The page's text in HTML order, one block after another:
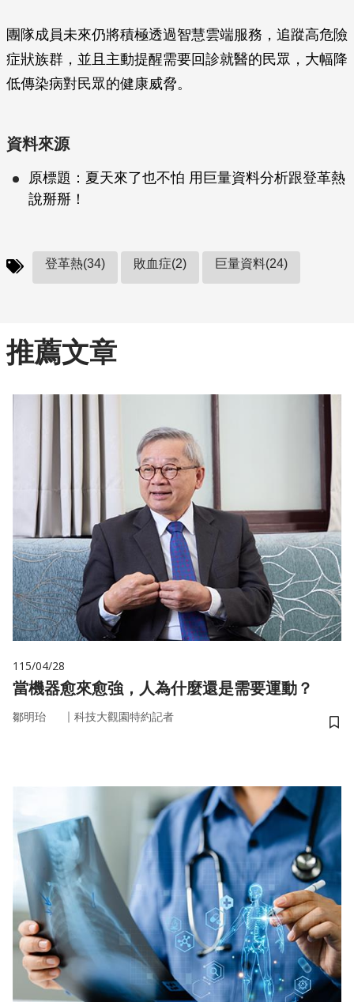
團隊成員未來仍將積極透過智慧雲端服務，追蹤高危險
症狀族群，並且主動提醒需要回診就醫的民眾，大幅降
低傳染病對民眾的健康威脅。
資料來源
原標題：夏天來了也不怕 用巨量資料分析跟登革熱
說掰掰！
登革熱(34) 敗血症(2) 巨量資料(24)
推薦文章
115/04/28
當機器愈來愈強，人為什麼還是需要運動？
鄒明珆 ｜ 科技大觀園特約記者
儲